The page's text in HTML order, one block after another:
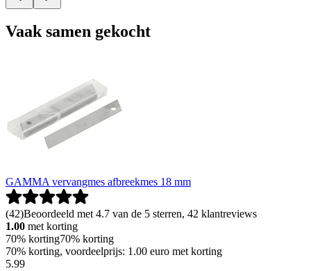
Vaak samen gekocht
GAMMA vervangmes afbreekmes 18 mm
(42)Beoordeeld met 4.7 van de 5 sterren, 42 klantreviews
1.00 met korting
70% korting70% korting
70% korting, voordeelprijs: 1.00 euro met korting
5.99